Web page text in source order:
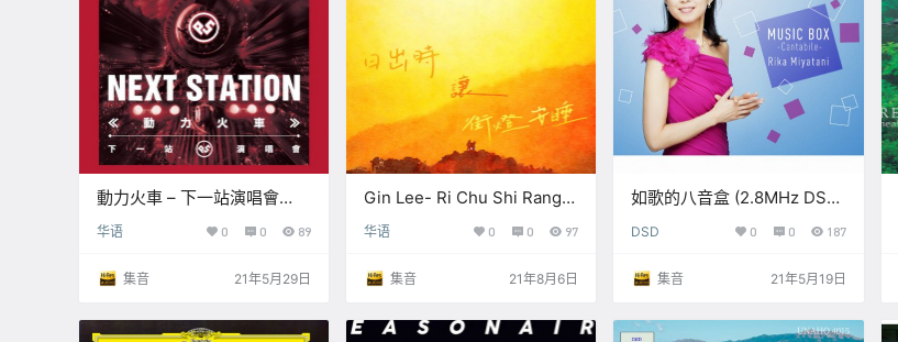
動力火車 – 下一站演唱會
Live精選 【Q】【48kHz /
24bit】
华语 0 0 89
集音 21年5月29日
Gin Lee- Ri Chu Shi Rang
Jie Deng An Shui【Q】
【96kHz / 24bit】
华语 0 0 97
集音 21年8月6日
如歌的八音盒 (2.8MHz DSD)
DSD 0 0 187
集音 21年5月19日